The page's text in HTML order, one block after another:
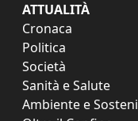
ATTUALITÀ
Cronaca
Politica
Società
Sanità e Salute
Ambiente e